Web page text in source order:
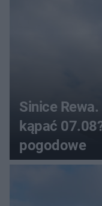
Sinice
kąpać
pogodowe